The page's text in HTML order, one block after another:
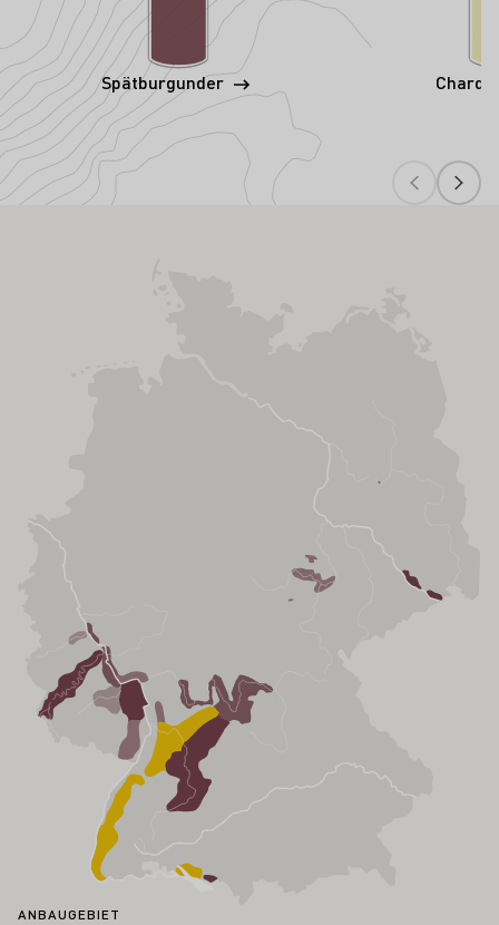
Spätburgunder
ANBAUGEBIET